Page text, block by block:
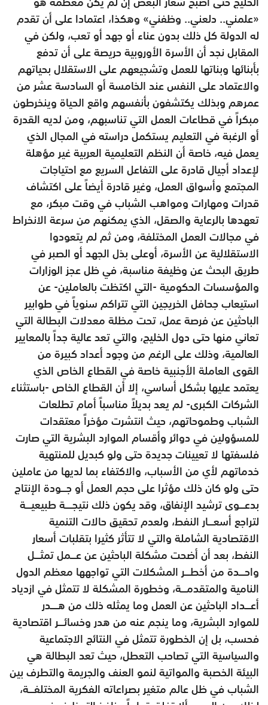
«علمني.. دلعني.. وظفني» وهكذا، اعتمادا على أن تقدم
له الدولة كل ذلك بدون عناء أو جهد أو تعب، ولكن في
المقابل نجد أن الأسرة الأوروبية حريصة على أن تدفع
بأبنائها وبناتها للعمل وتشجيعهم على الاستقلال بحياتهم
والاعتماد على النفس عند الخامسة أو السادسة عشر من
عمرهم وبذلك يكتشفون بأنفسهم واقع الحياة وينخرطون
مبكراً في قطاعات العمل التي تناسبهم، ومن لديه القدرة
أو الرغبة في التعليم يستكمل دراسته في المجال الذي
يعمل فيه، خاصة أن النظم التعليمية العربية غير مؤهلة
لإعداد أجيال قادرة على التفاعل السريع مع احتياجات
المجتمع وأسواق العمل، وغير قادرة أيضاً على اكتشاف
قدرات ومهارات ومواهب الشباب في وقت مبكر، مع
تعهدها بالرعاية والصقل، الذي يمكنهم من سرعة الانخراط
في مجالات العمل المختلفة، ومن ثم لم يتعودوا
الاستقلالية عن الأسرة، أوعلى بذل الجهد أو الصبر في
طريق البحث عن وظيفة مناسبة، في ظل عجز الوزارات
والمؤسسات الحكومية -التي اكتظت بالعاملين- عن
استيعاب جحافل الخريجين التي تتراكم سنوياً في طوابير
الباحثين عن فرصة عمل، تحت مظلة معدلات البطالة التي
تعاني منها حتى دول الخليج، والتي تعد عالية جداً بالمعايير
العالمية، وذلك على الرغم من وجود أعداد كبيرة من
القوى العاملة الأجنبية خاصة في القطاع الخاص الذي
يعتمد عليها بشكل أساسي، إلا أن القطاع الخاص -باستثناء
الشركات الكبرى- لم يعد بديلاً مناسباً أمام تطلعات
الشباب وطموحاتهم، حيث انتشرت مؤخراً معتقدات
للمسؤولين في دوائر وأقسام الموارد البشرية التي صارت
فلسفتها لا تعيينات جديدة حتى ولو كبديل للمنتهية
خدماتهم لأي من الأسباب، والاكتفاء بما لديها من عاملين
حتى ولو كان ذلك مؤثرا على حجم العمل أو جـــودة الإنتاج
بدعـــوى ترشيد الإنفاق، وقد يكون ذلك نتيجــــة طبيعيـــة
لتراجع أسعـــار النفط، ولعدم تحقيق حالات التنمية
الاقتصادية الشاملة والتي لا تتأثر كثيرا بتقلبات أسعار
النفط، بعد أن أضحت مشكلة الباحثين عن عـــمل تمثـــل
واحـــدة من أخطـــر المشكلات التي تواجهها معظم الدول
النامية والمتقدمـــة، وخطورة المشكلة لا تتمثل في ازدياد
أعـــداد الباحثين عن العمل وما يمثله ذلك من هــــدر
للموارد البشرية، وما ينجم عنه من هدر وخسائـــر اقتصادية
فحسب، بل إن الخطورة تتمثل في النتائج الاجتماعية
والسياسية التي تصاحب التعطل، حيث تعد البطالة هي
البيئة الخصبة والمواتية لنمو العنف والجريمة والتطرف بين
الشباب في ظل عالم متغير بصراعاته الفكرية المختلفـــة،